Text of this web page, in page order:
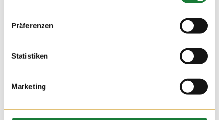
Präferenzen
Statistiken
Marketing
Wir durften am Mittwoch auf dem Hof Hatke die Klassen 4
Für die Schülerinnen und Schüler der Förderschule wurde die
Führung zu einer erlebnisreichen Stationsarbeit, bei der sie